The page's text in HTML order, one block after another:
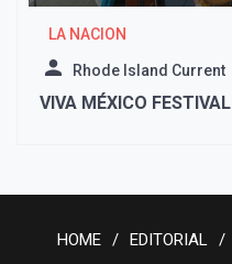
LA NACION
Rhode Island Current
VIVA MÉXICO FESTIVAL
HOME EDITORIAL